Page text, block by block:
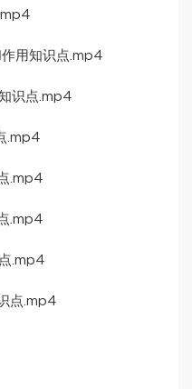
用知识点.mp4
识点.mp4
.mp4
.mp4
.mp4
.mp4
点.mp4